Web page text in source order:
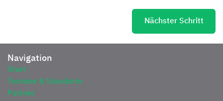
Navigation
Start
Termine & Standorte
Partner